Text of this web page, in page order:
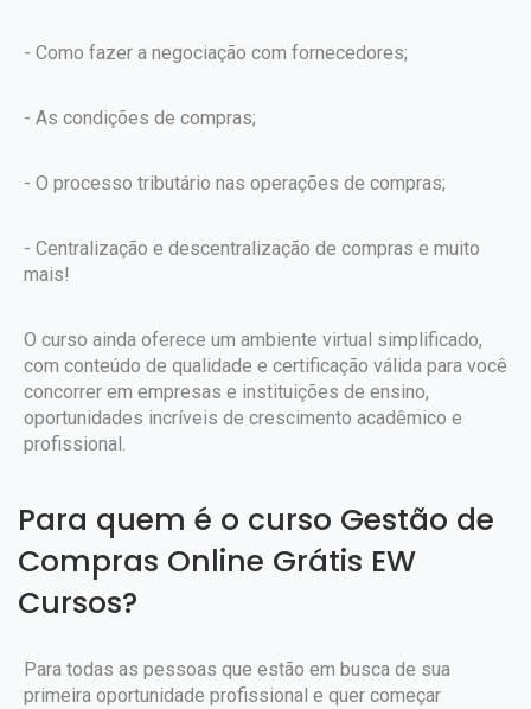
- Como fazer a negociação com fornecedores;
- As condições de compras;
- O processo tributário nas operações de compras;
- Centralização e descentralização de compras e muito
mais!
O curso ainda oferece um ambiente virtual simplificado,
com conteúdo de qualidade e certificação válida para você
concorrer em empresas e instituições de ensino,
oportunidades incríveis de crescimento acadêmico e
profissional.
Para quem é o curso Gestão de
Compras Online Grátis EW
Cursos?
Para todas as pessoas que estão em busca de sua
primeira oportunidade profissional e quer começar